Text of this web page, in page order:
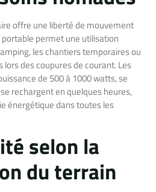
offre une liberté de mouvement
permet une utilisation
les chantiers temporaires ou
des coupures de courant. Les
de 500 à 1000 watts, se
rechargent en quelques heures,
énergétique dans toutes les
selon la
du terrain